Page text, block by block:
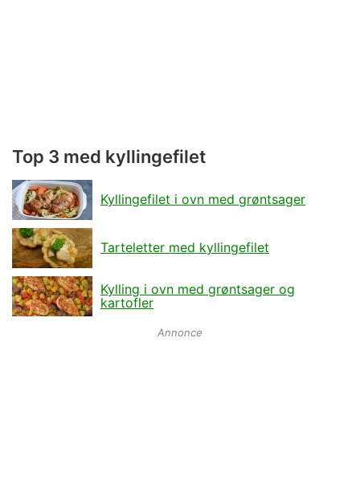
Top 3 med kyllingefilet
Kyllingefilet i ovn med grøntsager
Tarteletter med kyllingefilet
Kylling i ovn med grøntsager og
kartofler
Annonce